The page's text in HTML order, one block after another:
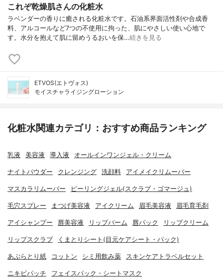
これぞ乾燥肌さんの化粧水
ラベンダーの香りに癒される化粧水です。石油系界面活性剤や合成香
料、アルコールなど7つの不使用に拘った、肌にやさしい使い心地で
す。水分を抱えて肌に留めうるおいを保…続きを見る
ETVOS(エトヴォス)
モイスチャライジングローション
化粧水関連カテゴリ：おすすめ商品ランキング
乳液 美容液 導入液 オールインワンジェル・クリーム
ナイトパウダー クレンジング 洗顔料 アイメイクリムーバー
マスカラリムーバー ピーリングジェル(スクラブ・ゴマージュ)
毛穴スプレー まつげ美容液 アイクリーム 眉毛美容液 眉毛育毛剤
アイシャンプー 唇美容液 リップバーム 唇パック リップクリーム
リップスクラブ くまとりシート(目元ケアシート・パック)
あぶらとり紙 コットン シミ用飲み薬 スキンケアトラベルセット
ニキビパッチ フェイスパック・シートマスク